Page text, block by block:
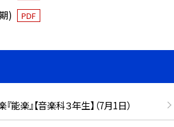
) PDF
楽』【音楽科３年生】（7月1日）